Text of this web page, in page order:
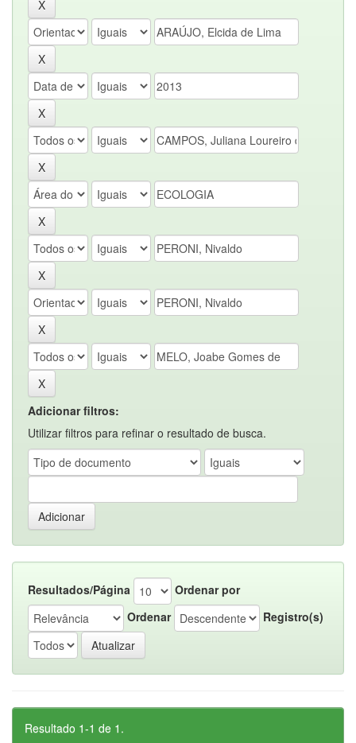
Adicionar filtros:
Utilizar filtros para refinar o resultado de busca.
Resultados/Página
Ordenar por
Ordenar
Registro(s)
Resultado 1-1 de 1.